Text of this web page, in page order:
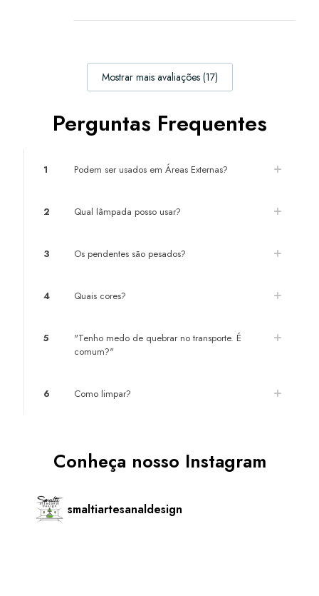
Mostrar mais avaliações (17)
Perguntas Frequentes
1 Podem ser usados em Áreas Externas?
2 Qual lâmpada posso usar?
3 Os pendentes são pesados?
4 Quais cores?
5
"Tenho medo de quebrar no transporte. É
comum?"
6 Como limpar?
Conheça nosso Instagram
smaltiartesanaldesign